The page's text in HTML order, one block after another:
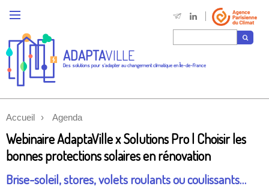
ADAPTAVILLE
Des solutions pour s'adapter au changement climatique en Île-de-France
Accueil Agenda
Webinaire AdaptaVille x Solutions Pro | Choisir les
bonnes protections solaires en rénovation
Brise-soleil, stores, volets roulants ou coulissants…